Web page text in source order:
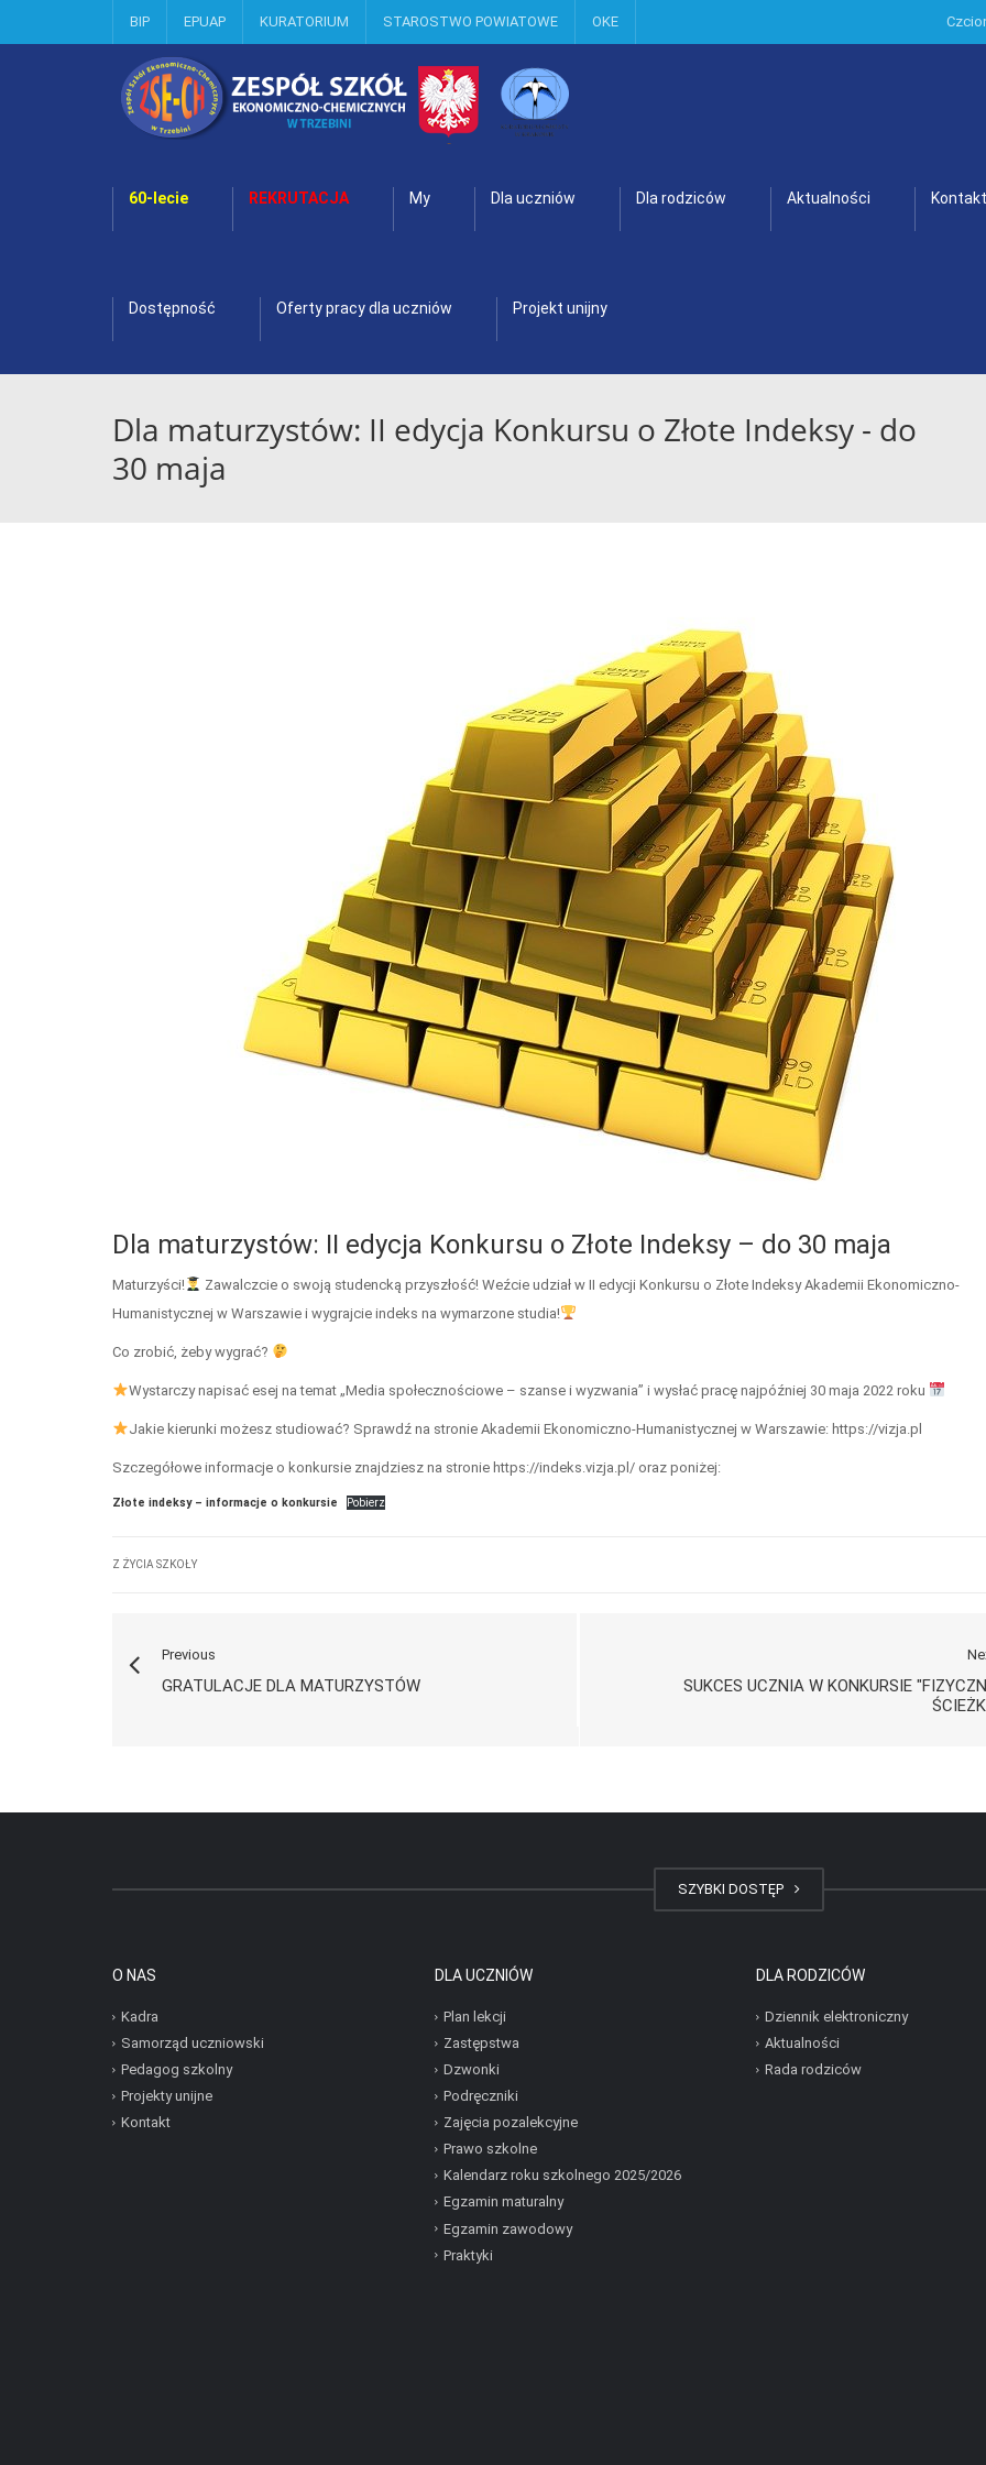
BIP EPUAP KURATORIUM STAROSTWO POWIATOWE OKE
60-lecie REKRUTACJA My Dla uczniów Dla rodziców Aktualności Kontakt
Dostępność Oferty pracy dla uczniów Projekt unijny
Dla maturzystów: II edycja Konkursu o Złote Indeksy - do
30 maja
Dla maturzystów: II edycja Konkursu o Złote Indeksy – do 30 maja
Maturzyści!
Zawalczcie o swoją studencką przyszłość! Weźcie udział w II edycji Konkursu o Złote Indeksy Akademii Ekonomiczno-
Humanistycznej w Warszawie i wygrajcie indeks na wymarzone studia!
Co zrobić, żeby wygrać?
Wystarczy napisać esej na temat „Media społecznościowe – szanse i wyzwania” i wysłać pracę najpóźniej 30 maja 2022 roku
Jakie kierunki możesz studiować? Sprawdź na stronie Akademii Ekonomiczno-Humanistycznej w Warszawie: https://vizja.pl
Szczegółowe informacje o konkursie znajdziesz na stronie https://indeks.vizja.pl/ oraz poniżej:
Złote indeksy – informacje o konkursie Pobierz
Z ŻYCIA SZKOŁY
Previous
GRATULACJE DLA MATURZYSTÓW
SUKCES UCZNIA W KONKURSIE
SZYBKI DOSTĘP
O NAS
Kadra
Samorząd uczniowski
Pedagog szkolny
Projekty unijne
Kontakt
DLA UCZNIÓW
Plan lekcji
Zastępstwa
Dzwonki
Podręczniki
Zajęcia pozalekcyjne
Prawo szkolne
Kalendarz roku szkolnego 2025/2026
Egzamin maturalny
Egzamin zawodowy
Praktyki
DLA RODZICÓW
Dziennik elektroniczny
Aktualności
Rada rodziców